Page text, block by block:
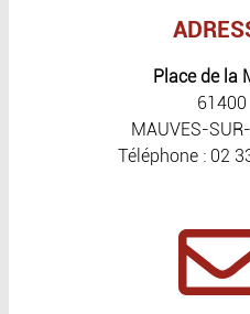
Place de la
61400
MAUVES-
Téléphone : 02